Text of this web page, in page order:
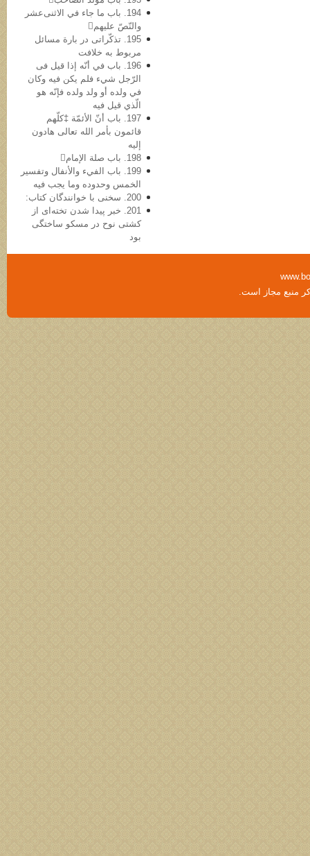
194. باب ما جاء في الاثنی‌عشر
والنّصّ علیهم
195. تذکّراتی در بارة مسائل
مربوط به خلافت
196. باب في أنّه إذا قیل فی
الرّجل شيء فلم یکن فیه وکان
في ولده أو ولد ولده فإنّه هو
الّذي قیل فیه
197. باب أنّ الأئمّة ‡کلّهم
قائمون بأمر الله تعالی هادون
إلیه
198. باب صلة الإمام
199. باب الفيء والأنفال وتفسیر
الخمس وحدوده وما یجب فیه
200. سخنی با خوانندگان کتاب:
201. خبر پیدا شدن تخته‌ای از
کشتی نوح در مسکو ساختگی
بود
منبع مجاز است.